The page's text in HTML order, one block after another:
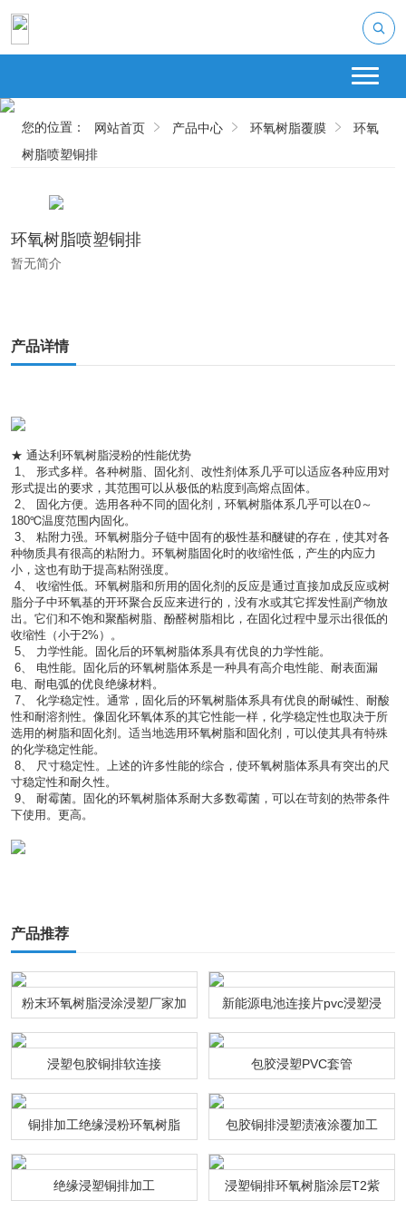
您的位置： 网站首页 产品中心 环氧树脂覆膜
环氧
树脂喷塑铜排
环氧树脂喷塑铜排
暂无简介
产品推荐
粉末环氧树脂浸涂浸塑厂家加
工
新能源电池连接片pvc浸塑浸
粉通达利厂家
浸塑包胶铜排软连接 包胶浸塑PVC套管
铜排加工绝缘浸粉环氧树脂 包胶铜排浸塑渍液涂覆加工
绝缘浸塑铜排加工 浸塑铜排环氧树脂涂层T2紫
产品详情
★ 通达利环氧树脂浸粉的性能优势
形式提出的要求，其范围可以从极低的粘度到高熔点固体。
180℃温度范围内固化。
种物质具有很高的粘附力。环氧树脂固化时的收缩性低，产生的内应力
小，这也有助于提高粘附强度。
脂分子中环氧基的开环聚合反应来进行的，没有水或其它挥发性副产物放
出。它们和不饱和聚酯树脂、酚醛树脂相比，在固化过程中显示出很低的
收缩性（小于2%）。
5、 力学性能。固化后的环氧树脂体系具有优良的力学性能。
电、耐电弧的优良绝缘材料。
性和耐溶剂性。像固化环氧体系的其它性能一样，化学稳定性也取决于所
选用的树脂和固化剂。适当地选用环氧树脂和固化剂，可以使其具有特殊
的化学稳定性能。
寸稳定性和耐久性。
下使用。更高。